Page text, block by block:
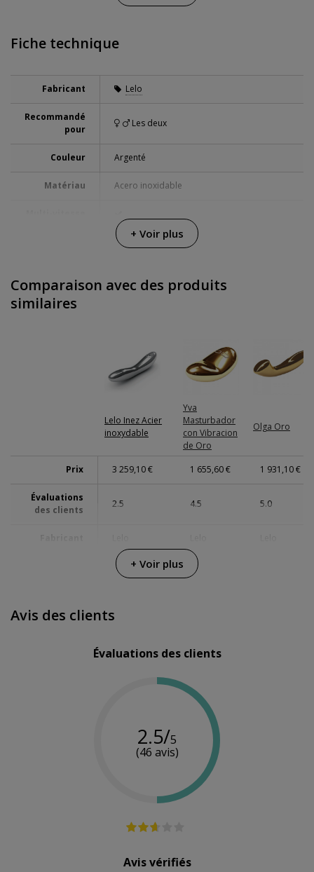
Fiche technique
Fabricant Lelo
Recommandé
pour
Les deux
Couleur Argenté
Matériau Acero inoxidable
Chargeur USB
fournies
Résistance à
Colis sans distinctifs
3 ans de garantie
+ Voir plus
Comparaison avec des produits
similaires
Lelo Inez Acier
inoxydable
Yva
Masturbador
con Vibracion
de Oro
Olga Oro
Prix 3 259,10 € 1 655,60 € 1 931,10 €
Évaluations
des clients
2.5 4.5 5.0
Argenté Doré
USB
Submersible
+ Voir plus
Avis des clients
Évaluations des clients
2.5/5
(46 avis)
Avis vérifiés